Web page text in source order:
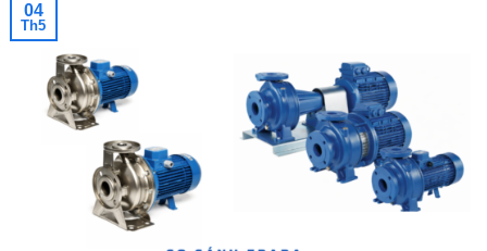
04
Th5